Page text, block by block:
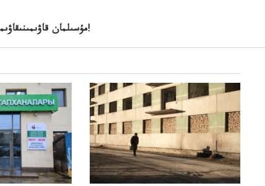
مۇسىلمان قاۋىمىنىقاۋىمىنىڭيت مەرەكەسورازاتى بولايت!مەرەكەسىقۇتتىبولسىن!